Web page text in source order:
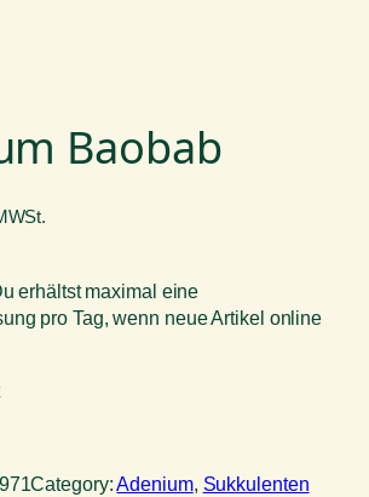
Baobab
erhältst maximal eine
pro Tag, wenn neue Artikel online
Category:Adenium, Sukkulenten